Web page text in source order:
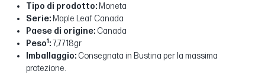
Tipo di prodotto: Moneta
Serie: Maple Leaf Canada
Paese di origine: Canada
Peso1:7,7718gr
Imballaggio: Consegnata in Bustina per la massima
protezione.